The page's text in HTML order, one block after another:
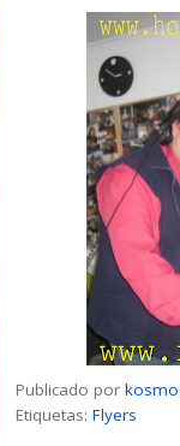
Publicado por
Etiquetas: Flyers